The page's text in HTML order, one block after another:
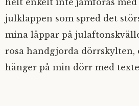
helt enkelt inte jämföras med
julklappen som spred det
mina läppar på
rosa handgjorda dörrskylten,
hänger på min dörr med